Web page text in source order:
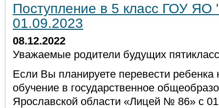
Поступление в 5 класс ГОУ
01.09.2023
08.12.2022
Уважаемые родители будущих
Если Вы планируете перевести ребенка
обучение в государственное
Ярославской области «Лицей № 86» с